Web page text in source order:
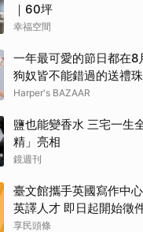
｜60坪
幸福空間
一年最可愛的節日都在8
狗奴皆不能錯過的送禮
給你！ | BAZAAR
Harper's BAZAAR
鹽也能變香水 三宅一生
精」亮相
鏡週刊
臺文館攜手英國寫作中
英譯人才 即日起開始徵
享民頭條